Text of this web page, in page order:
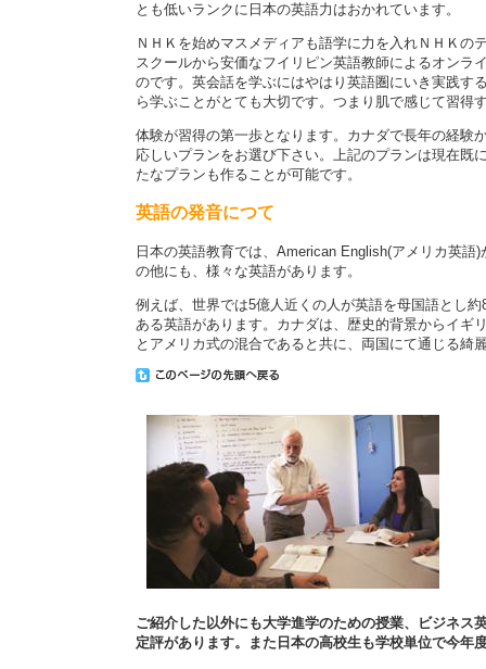
とも低いランクに日本の英語力はおかれています。
ＮＨＫを始めマスメディアも語学に力を入れＮＨＫ
スクールから安価なフイリピン英語教師によるオンラ
のです。英会話を学ぶにはやはり英語圏にいき実践す
ら学ぶことがとても大切です。つまり肌で感じて習得
体験が習得の第一歩となります。カナダで長年の経験
応しいプランをお選び下さい。上記のプランは現在既
たなプランも作ることが可能です。
英語の発音につて
日本の英語教育では、American English(アメリカ英
の他にも、様々な英語があります。
例えば、世界では5億人近くの人が英語を母国語とし
ある英語があります。カナダは、歴史的背景からイギ
とアメリカ式の混合であると共に、両国にて通じる綺
ご紹介した以外にも大学進学のための授業、ビジネス
定評があります。また日本の高校生も学校単位で今年